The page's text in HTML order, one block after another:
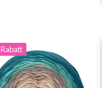
Rabatt